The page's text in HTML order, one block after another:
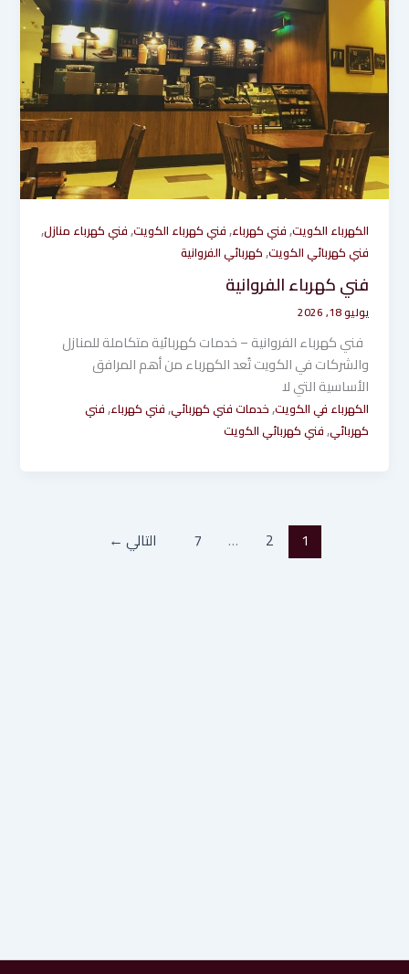
الكهرباء الكويت,فني كهرباء,فني كهرباء الكويت,فني كهرباء منازل,
فني كهربائي الكويت,كهربائي الفروانية
فني كهرباء الفروانية
يوليو 18, 2026
فني كهرباء الفروانية – خدمات كهربائية متكاملة للمنازل
والشركات في الكويت تُعد الكهرباء من أهم المرافق
الأساسية التي لا
الكهرباء في الكويت,خدمات فني كهربائي,فني كهرباء,فني
كهربائي,فني كهربائي الكويت
1
2
…
7 التالي ←